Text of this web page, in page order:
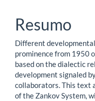
Resumo
Different
prominence from 1950
based on the dialectic
development signaled
collaborators. This text
of the Zankov System,